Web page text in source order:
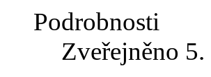
Podrobnosti
Zveřejněno